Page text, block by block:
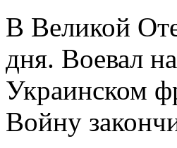
В Великой
дня. Воевал
Украинском
Войну